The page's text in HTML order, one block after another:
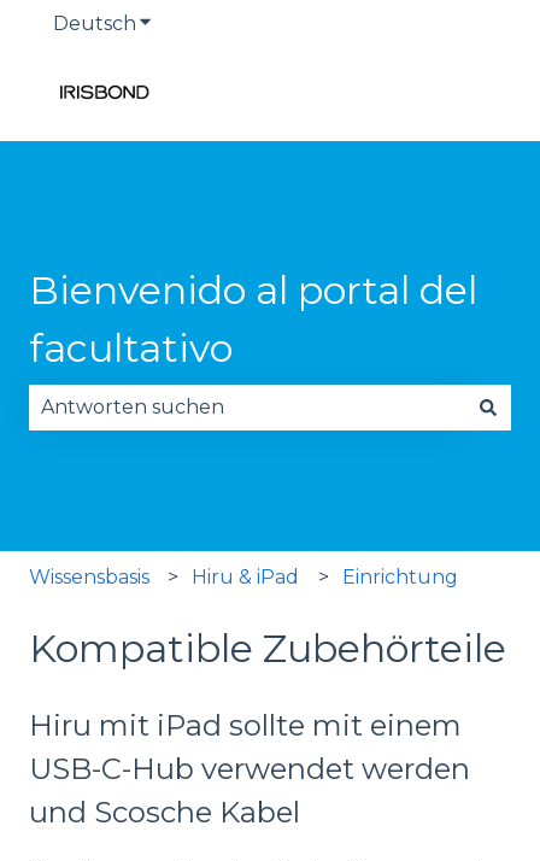
Deutsch Untermenü für Übersetzungen
Bienvenido al portal del
facultativo
Wissensbasis Hiru & iPad Einrichtung
Kompatible Zubehörteile
Hiru mit iPad sollte mit einem
USB-C-Hub verwendet werden
und Scosche Kabel